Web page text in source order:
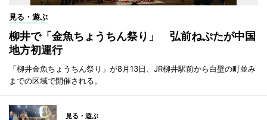
見る・遊ぶ
柳井で「金魚ちょうちん祭り」 弘前ねぷたが中国
地方初運行
「柳井金魚ちょうちん祭り」が8月13日、JR柳井駅前から白壁の町並み
までの区域で開催される。
見る・遊ぶ